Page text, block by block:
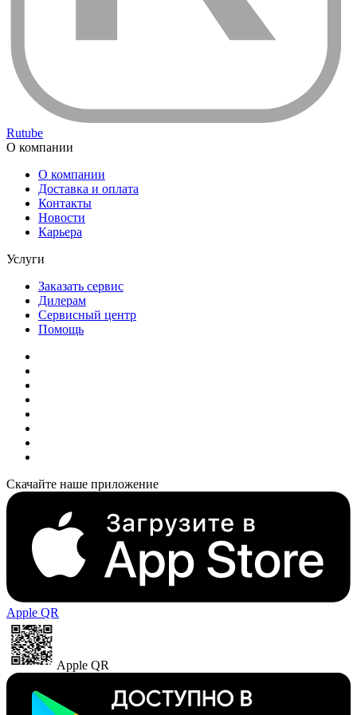
Rutube
О компании
О компании
Доставка и оплата
Контакты
Новости
Карьера
Услуги
Заказать сервис
Дилерам
Сервисный центр
Помощь
Скачайте наше приложение
Apple QR
Apple QR